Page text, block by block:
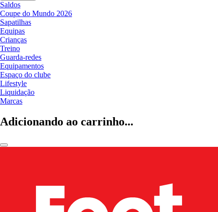
Saldos
Coupe do Mundo 2026
Sapatilhas
Equipas
Crianças
Treino
Guarda-redes
Equipamentos
Espaço do clube
Lifestyle
Liquidação
Marcas
Adicionando ao carrinho...